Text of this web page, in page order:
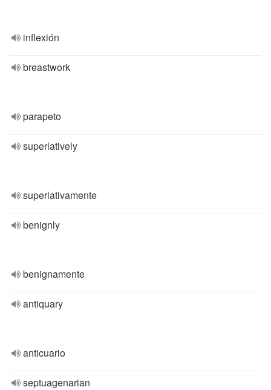
inflexión
breastwork
parapeto
superlatively
superlativamente
benignly
benignamente
antiquary
anticuario
septuagenarian